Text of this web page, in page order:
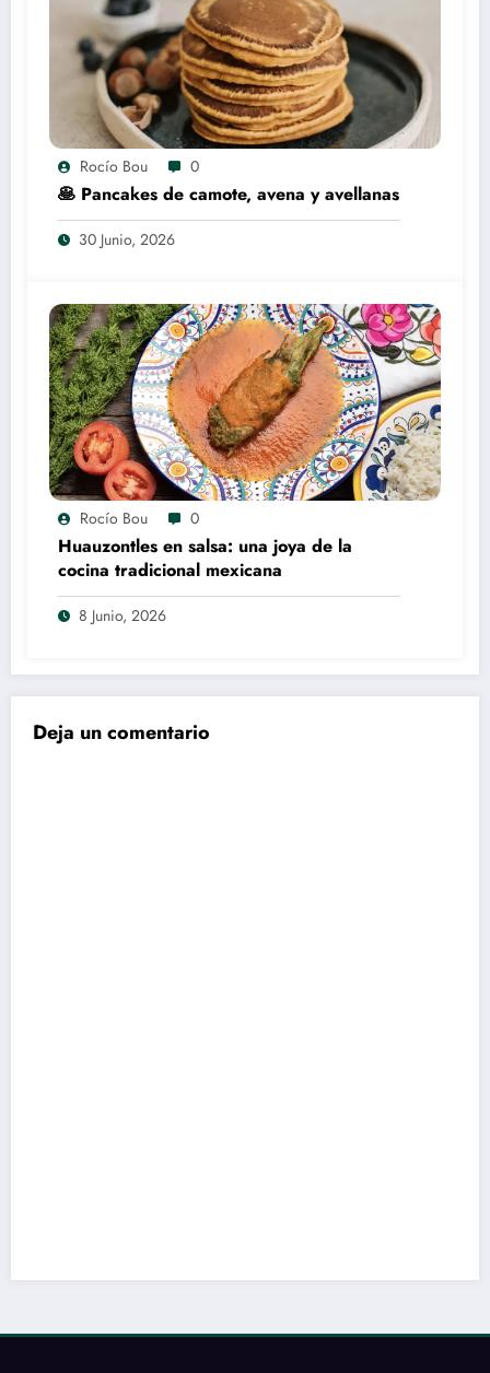
Rocío Bou 0
🥞 Pancakes de camote, avena y avellanas
30 Junio, 2026
Rocío Bou 0
Huauzontles en salsa: una joya de la
cocina tradicional mexicana
8 Junio, 2026
Deja un comentario